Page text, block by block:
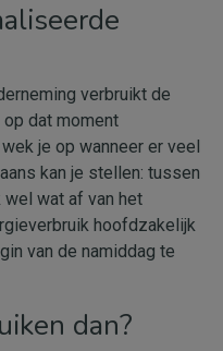
verbruikt de
dat moment
je op wanneer er veel
kan je stellen: tussen
wel wat af van het
hoofdzakelijk
van de namiddag te
dan?